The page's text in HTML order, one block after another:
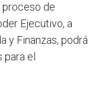
proceso de
Ejecutivo, a
y Finanzas, podrá
el